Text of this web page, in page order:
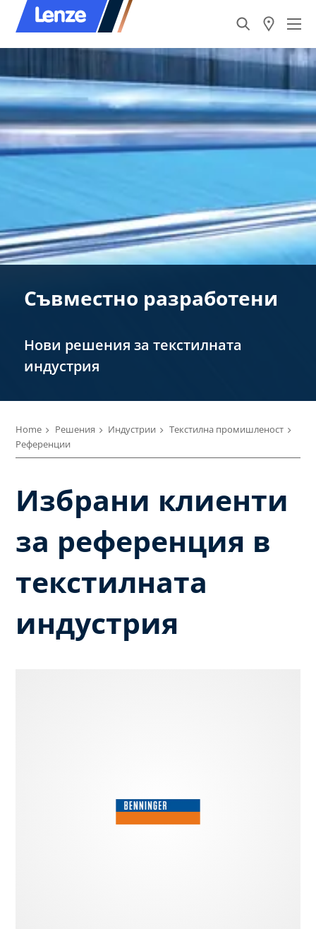
Съвместно разработени
Нови решения за текстилната
индустрия
Home Решения Индустрии
Текстилна промишленост
Референции
Избрани клиенти
за референция в
текстилната
индустрия